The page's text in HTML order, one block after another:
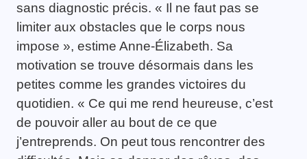
sans diagnostic précis. « Il ne faut pas se
limiter aux obstacles que le corps nous
impose », estime Anne-Élizabeth. Sa
motivation se trouve désormais dans les
petites comme les grandes victoires du
quotidien. « Ce qui me rend heureuse, c’est
de pouvoir aller au bout de ce que
j’entreprends. On peut tous rencontrer des